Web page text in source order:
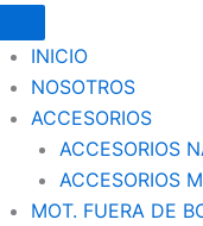
INICIO
NOSOTROS
ACCESORIOS
ACCESORIOS
ACCESORIOS
MOT. FUERA DE